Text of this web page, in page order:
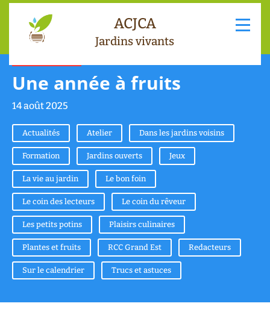
ACJCA
Jardins vivants
Une année à fruits
14 août 2025
Actualités Atelier Dans les jardins voisins
Formation Jardins ouverts Jeux
La vie au jardin Le bon foin
Le coin des lecteurs Le coin du rêveur
Les petits potins Plaisirs culinaires
Plantes et fruits RCC Grand Est Redacteurs
Sur le calendrier Trucs et astuces